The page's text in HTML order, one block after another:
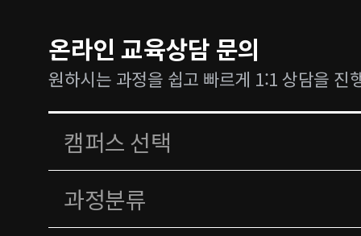
온라인 교육상담 문의
원하시는 과정을 쉽고 빠르게 1:1 상담을 진